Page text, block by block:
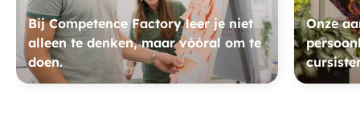
Bij Competence Factory leer je niet
alleen te denken, maar vóóral om te
doen.
Onze